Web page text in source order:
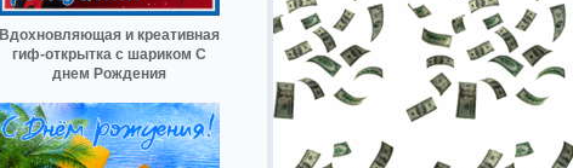
Вдохновляющая и креативная
гиф-открытка с шариком С
днем Рождения